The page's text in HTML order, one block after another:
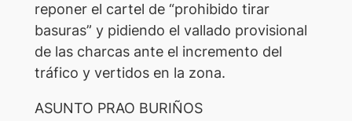
reponer el cartel de “prohibido tirar
basuras” y pidiendo el vallado provisional
de las charcas ante el incremento del
tráfico y vertidos en la zona.
ASUNTO PRAO BURIÑOS